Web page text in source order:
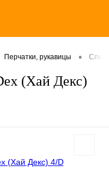
Перчатки, рукавицы •
(Хай Декс)